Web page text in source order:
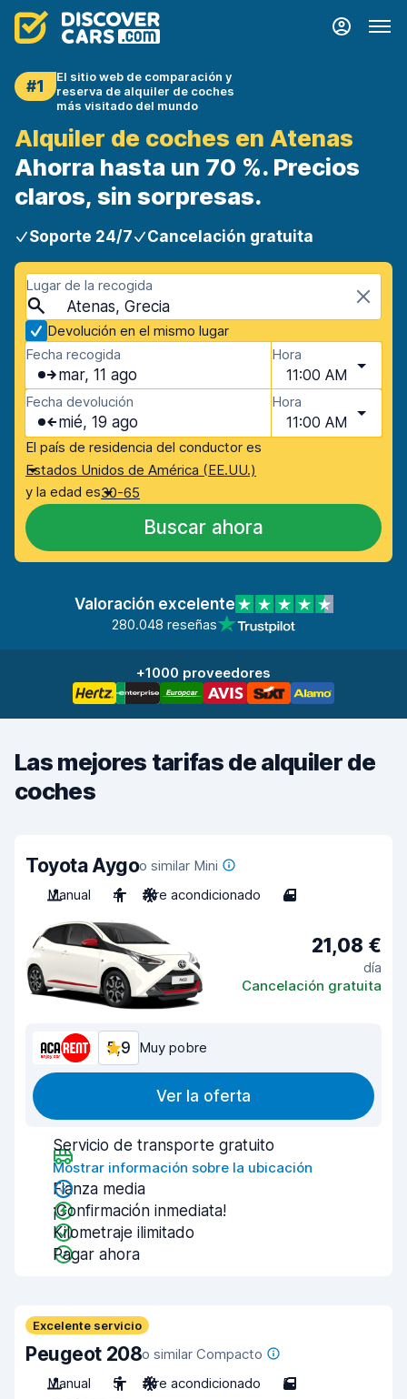
#1
El sitio web de comparación y
reserva de alquiler de coches
más visitado del mundo
Alquiler de coches en Atenas
Ahorra hasta un 70 %. Precios
claros, sin sorpresas.
Soporte 24/7 Cancelación gratuita
Lugar de la recogida
Atenas, Grecia
Devolución en el mismo lugar
Fecha recogida
mar, 11 ago
Hora
11:00 AM
Fecha devolución
mié, 19 ago
Hora
11:00 AM
El país de residencia del conductor es
Estados Unidos de América (EE.UU.)
y la edad es30-65
Buscar ahora
Valoración excelente
280.048 reseñas
+1000 proveedores
Las mejores tarifas de alquiler de
coches
Toyota Aygoo similar Mini
Manual
4 Aire acondicionado 4
21,08 €
día
Cancelación gratuita
5,9 Muy pobre
Ver la oferta
Servicio de transporte gratuito
Mostrar información sobre la ubicación
Fianza media
¡Confirmación inmediata!
Kilometraje ilimitado
Pagar ahora
Excelente servicio
Peugeot 208o similar Compacto
Manual
5 Aire acondicionado 5